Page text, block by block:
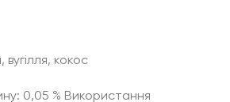
кокос
0,05 % Використання